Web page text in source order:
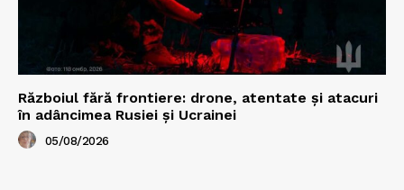
Războiul fără frontiere: drone, atentate și atacuri
în adâncimea Rusiei și Ucrainei
05/08/2026